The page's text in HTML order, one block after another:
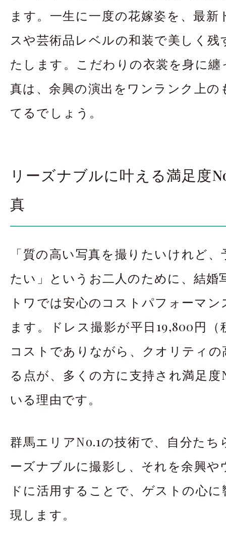
ます。一生に一度の花嫁姿を、最
スや芸術品レベルの和装で美しく
たします。こだわりの衣裳を身に纏
真は、余興の演出をワンランク上の
てるでしょう。
リーズナブルに叶える満足度
真
「質の高い写真を撮りたいけれど
たい」というお二人のために、結婚
トワでは安心のコストパフォーマ
ます。ドレス撮影が平日19,800円
コストでありながら、クオリティ
る点が、多くの方に支持され満足度
いる理由です。
群馬エリアNo.1の技術で、自分た
ーズナブルに撮影し、それを余興や
ドに活用することで、ゲストの心
現します。